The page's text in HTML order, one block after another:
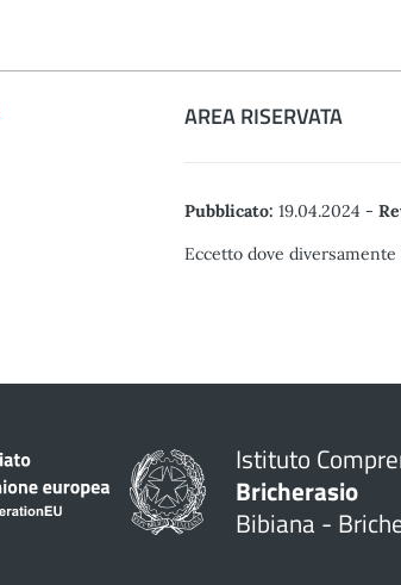
AREA RISERVATA
Pubblicato: 19.04.2024 -
Eccetto dove
Istituto
Bricherasio
Bibiana -